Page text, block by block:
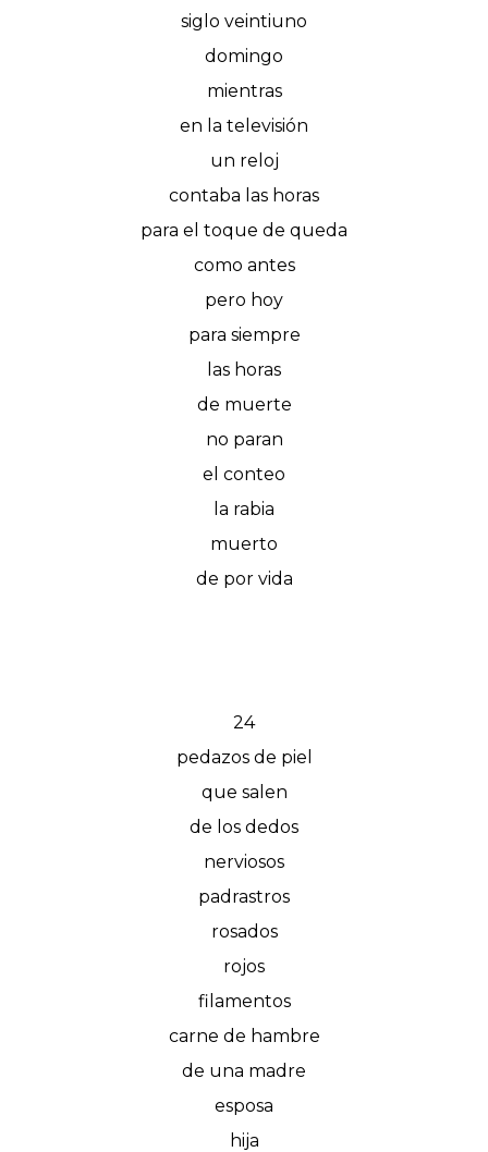
siglo veintiuno
domingo
mientras
en la televisión
un reloj
contaba las horas
para el toque de queda
como antes
pero hoy
para siempre
las horas
de muerte
no paran
el conteo
la rabia
muerto
de por vida
24
pedazos de piel
que salen
de los dedos
nerviosos
padrastros
rosados
rojos
filamentos
carne de hambre
de una madre
esposa
hija